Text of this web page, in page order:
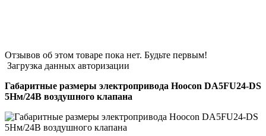
Отзывов об этом товаре пока нет. Будьте первым!
Загрузка данных авторизации
Габаритные размеры электропривода Hoocon DA5FU24-DS
5Нм/24В воздушного клапана